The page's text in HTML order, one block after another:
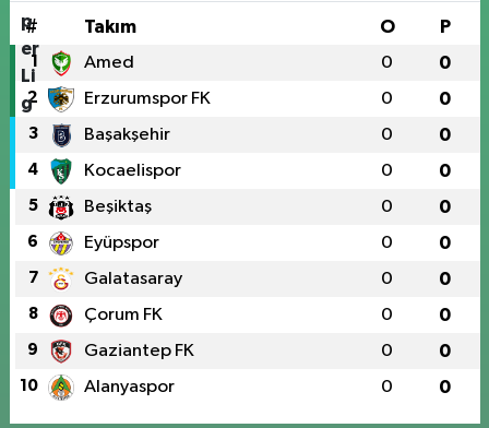
# Takım O P
1 Amed 0 0
2 Erzurumspor FK 0 0
3 Başakşehir 0 0
4 Kocaelispor 0 0
5 Beşiktaş 0 0
6 Eyüpspor 0 0
7 Galatasaray 0 0
8 Çorum FK 0 0
9 Gaziantep FK 0 0
10 Alanyaspor 0 0